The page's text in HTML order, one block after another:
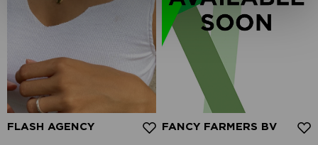
FLASH AGENCY FANCY FARMERS BV